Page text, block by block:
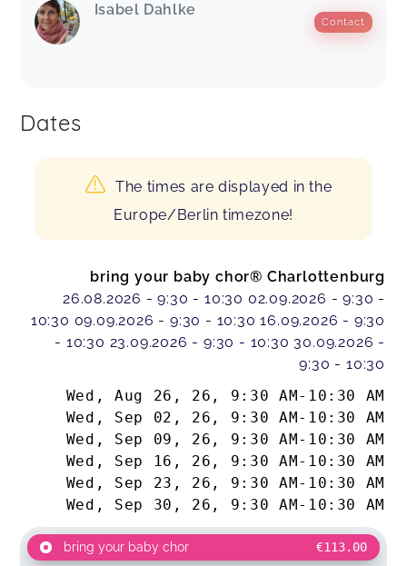
Isabel Dahlke
Contact
Dates
The times are displayed in the
Europe/Berlin timezone!
bring your baby chor® Charlottenburg
26.08.2026 - 9:30 - 10:30 02.09.2026 - 9:30 -
10:30 09.09.2026 - 9:30 - 10:30 16.09.2026 - 9:30
- 10:30 23.09.2026 - 9:30 - 10:30 30.09.2026 -
9:30 - 10:30
Wed, Aug 26, 26 , 9:30 AM- 10:30 AM
Wed, Sep 02, 26 , 9:30 AM- 10:30 AM
Wed, Sep 09, 26 , 9:30 AM- 10:30 AM
Wed, Sep 16, 26 , 9:30 AM- 10:30 AM
Wed, Sep 23, 26 , 9:30 AM- 10:30 AM
Wed, Sep 30, 26 , 9:30 AM- 10:30 AM
bring your baby chor €113.00